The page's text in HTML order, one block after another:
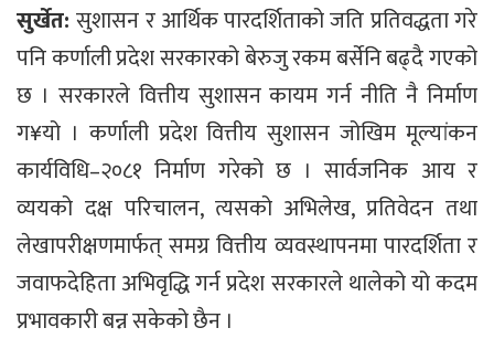
सुर्खेत:सुशासन र आर्थिक पारदर्शिताको जति प्रतिवद्धता गरे
पनि कर्णाली प्रदेश सरकारको बेरुजु रकम बर्सेनि बढ्दै गएको
छ । सरकारले वित्तीय सुशासन कायम गर्न नीति नै निर्माण
ग¥यो । कर्णाली प्रदेश वित्तीय सुशासन जोखिम मूल्यांकन
कार्यविधि–२०८१ निर्माण गरेको छ । सार्वजनिक आय र
व्ययको दक्ष परिचालन, त्यसको अभिलेख, प्रतिवेदन तथा
लेखापरीक्षणमार्फत् समग्र वित्तीय व्यवस्थापनमा पारदर्शिता र
जवाफदेहिता अभिवृद्धि गर्न प्रदेश सरकारले थालेको यो कदम
प्रभावकारी बन्न सकेको छैन ।